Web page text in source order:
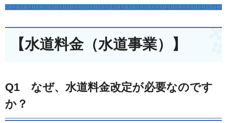
【水道料金（水道事業）】
Q1 なぜ、水道料金改定が必要なのです
か？